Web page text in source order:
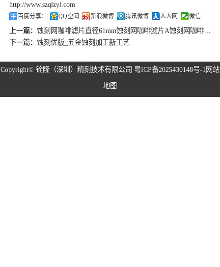
http://www.szqlzyl.com
百度分享： QQ空间 新浪微博 腾讯微博 人人网 微信
上一篇：蚀刻网咖啡滤片直径61mm蚀刻网咖啡滤片A蚀刻网咖啡滤片厂家
下一篇：蚀刻优版_五金蚀刻加工新工艺
Copyright© 铨隆（深圳）精刻技术有限公司 粤ICP备2025430148号-1 网站
地图
标牌铭牌系列
超薄垫片系列
磁性治具钢片系